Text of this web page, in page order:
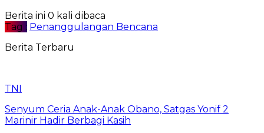
Berita ini 0 kali dibaca
Tag : Penanggulangan Bencana
Berita Terbaru
TNI
Senyum Ceria Anak-Anak Obano, Satgas Yonif 2
Marinir Hadir Berbagi Kasih